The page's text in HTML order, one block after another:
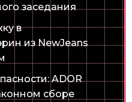
заседания
в
из NewJeans
ADOR
сборе